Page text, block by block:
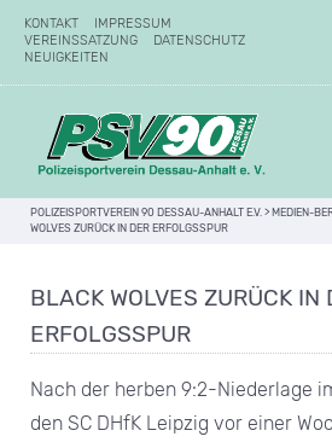
KONTAKT
IMPRESSUM
VEREINSSATZUNG
DATENSCHUTZ
NEUIGKEITEN
POLIZEISPORTVEREIN 90 DESSAU-ANHALT E.V. > MEDIEN-
WOLVES ZURÜCK IN DER ERFOLGSSPUR
BLACK WOLVES ZURÜCK IN
ERFOLGSSPUR
Nach der herben 9:2-Niederlage
den SC DHfK Leipzig vor einer